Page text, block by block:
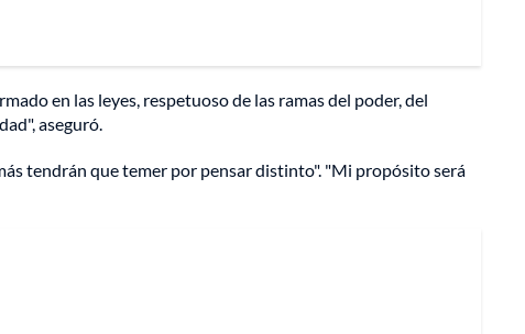
en las leyes, respetuoso de las ramas del poder, del
aseguró.
tendrán que temer por pensar distinto". "Mi propósito será